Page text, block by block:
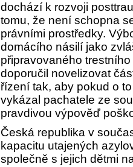
dochází k rozvoji
tomu, že není schopna
právními prostředky.
domácího násilí jako
připravovaného
doporučil novelizovat
řízení tak, aby pokud o
vykázal pachatele ze
pravdivou výpověď
Česká republika v
kapacitu utajených
společně s jejich dětmi